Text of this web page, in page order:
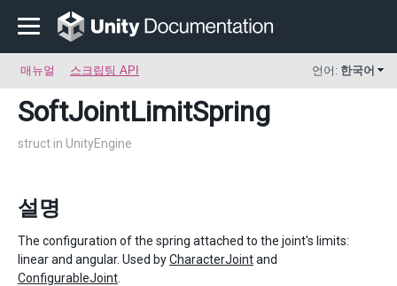
매뉴얼 스크립팅 API 언어: 한국어
SoftJointLimitSpring
struct in UnityEngine
설명
The configuration of the spring attached to the joint's limits:
linear and angular. Used byCharacterJointand
ConfigurableJoint